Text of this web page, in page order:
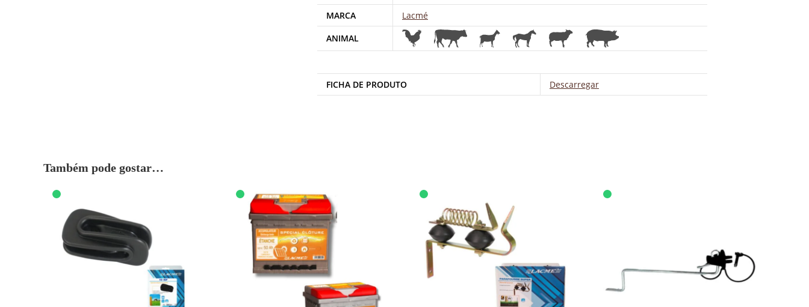
MARCA
Lacmé
ANIMAL
FICHA DE PRODUTO Descarregar
Também pode gostar…